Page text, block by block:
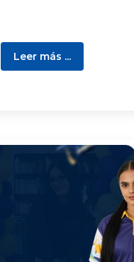
Leer más ...